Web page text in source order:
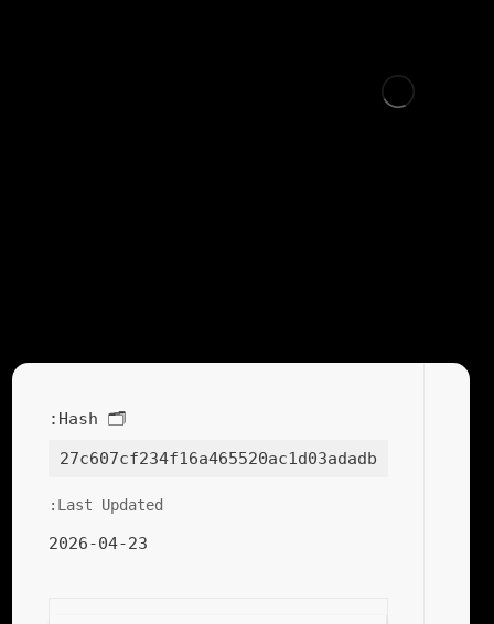
🗂 Hash:
27c607cf234f16a465520ac1d03adadb
Last Updated:
2026-04-23